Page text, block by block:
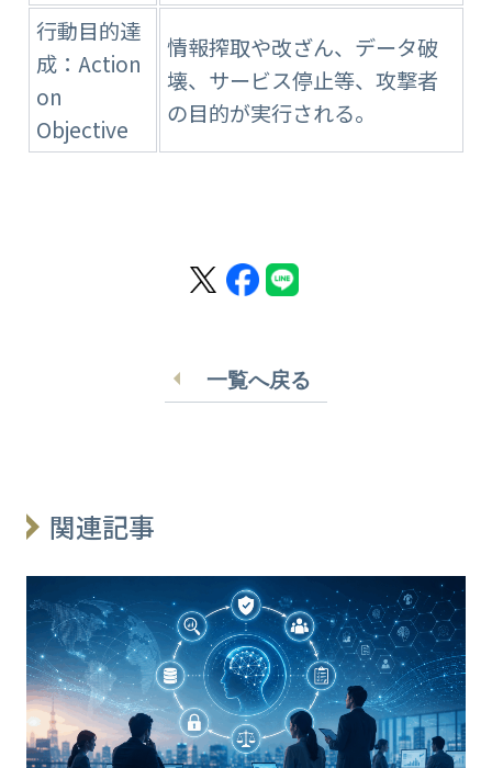
行動目的達
成：Action
on
Objective
情報搾取や改ざん、データ破
壊、サービス停止等、攻撃者
の目的が実行される。
一覧へ戻る
関連記事